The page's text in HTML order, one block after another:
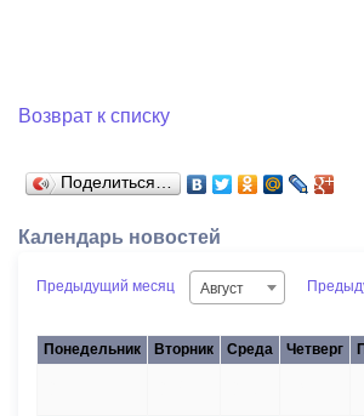
Возврат к списку
Поделиться…
Календарь новостей
Предыдущий месяц Август
Понедельник Вторник Среда Четверг